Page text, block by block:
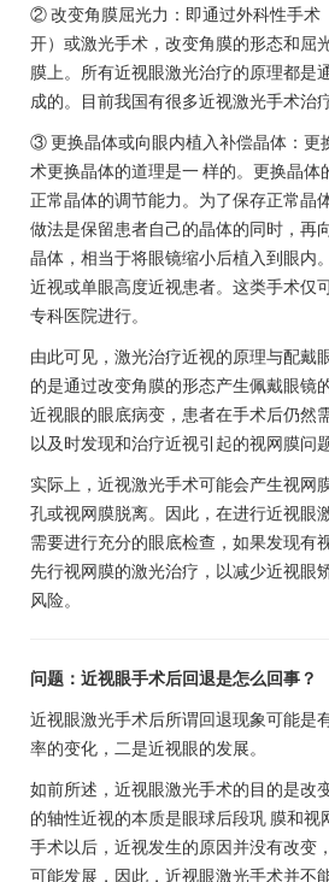
② 改变角膜屈光力：即通过外科性手术
开）或激光手术，改变角膜的形态和屈
膜上。所有近视眼激光治疗的原理都是
成的。目前我国有很多近视激光手术治
③ 更换晶体或向眼内植入补偿晶体：更
术更换晶体的道理是一 样的。更换晶体
正常晶体的调节能力。为了保存正常晶
做法是保留患者自己的晶体的同时，再
晶体，相当于将眼镜缩小后植入到眼内
近视或单眼高度近视患者。这类手术仅
专科医院进行。
由此可见，激光治疗近视的原理与配戴
的是通过改变角膜的形态产生佩戴眼镜
近视眼的眼底病变，患者在手术后仍然
以及时发现和治疗近视引起的视网膜问题
实际上，近视激光手术可能会产生视网
孔或视网膜脱离。因此，在进行近视眼
需要进行充分的眼底检查，如果发现有
先行视网膜的激光治疗，以减少近视眼
风险。
问题：近视眼手术后回退是怎么回事？
近视眼激光手术后所谓回退现象可能是
率的变化，二是近视眼的发展。
如前所述，近视眼激光手术的目的是改
的轴性近视的本质是眼球后段巩 膜和
手术以后，近视发生的原因并没有改变
可能发展，因此，近视眼激光手术并不